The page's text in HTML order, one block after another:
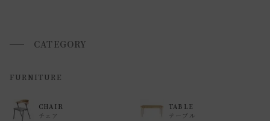
いませ 。
返品・交換について
ご覧ください。
CATEGORY
FURNITURE
CHAIR
チェア
TABLE
テーブル